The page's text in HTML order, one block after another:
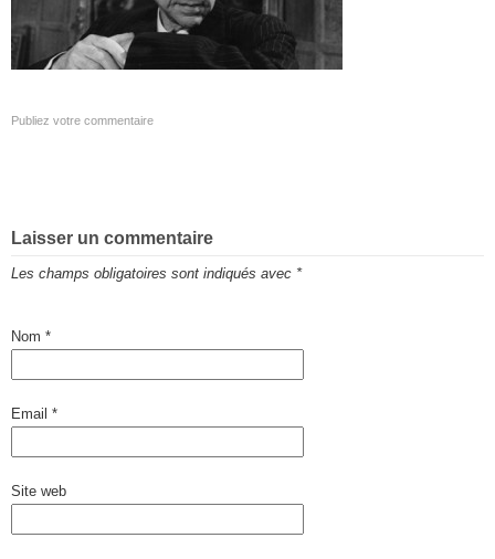
Publiez votre commentaire
Laisser un commentaire
Les champs obligatoires sont indiqués avec *
Nom *
Email *
Site web